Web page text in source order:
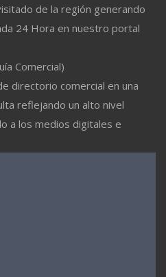
de la región generando
24 Hora en nuestro portal
Comercial)
directorio comercial en una
reflejando un alto nivel
a los medios digitales e